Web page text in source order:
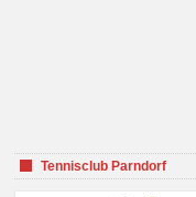
Tennisclub Parndorf